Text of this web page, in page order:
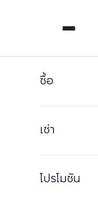
ซื้อ
เช่า
โปรโมชัน